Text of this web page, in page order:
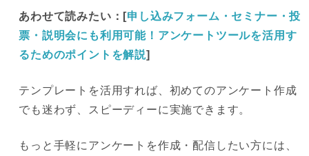
あわせて読みたい：[申し込みフォーム・セミナー・投
票・説明会にも利用可能！アンケートツールを活用す
るためのポイントを解説]
テンプレートを活用すれば、初めてのアンケート作成
でも迷わず、スピーディーに実施できます。
もっと手軽にアンケートを作成・配信したい方には、